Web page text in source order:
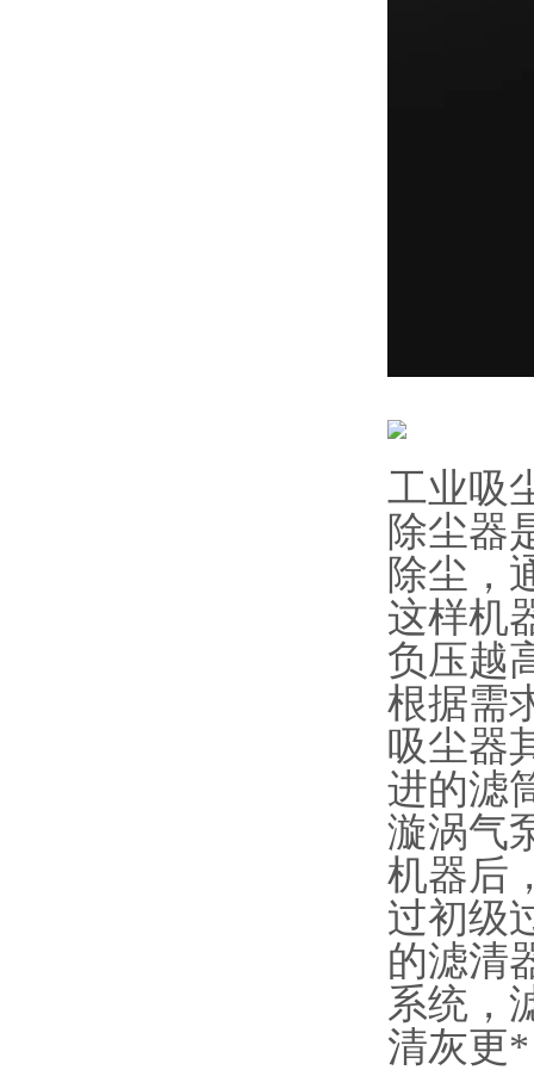
工业吸
除尘器
除尘，
这样机
负压越
根据需
吸尘器
进的滤
漩涡气
机器后
过初级
的滤清
系统，
清灰更